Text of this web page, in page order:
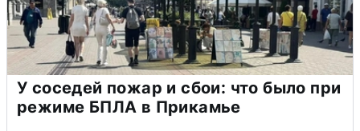
У соседей пожар и сбои: что было при
режиме БПЛА в Прикамье